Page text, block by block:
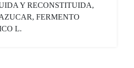
Y RECONSTITUIDA,
FERMENTO
L.